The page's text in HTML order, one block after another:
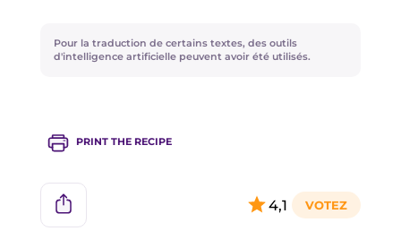
Pour la traduction de certains textes, des outils
d'intelligence artificielle peuvent avoir été utilisés.
PRINT THE RECIPE
4,1